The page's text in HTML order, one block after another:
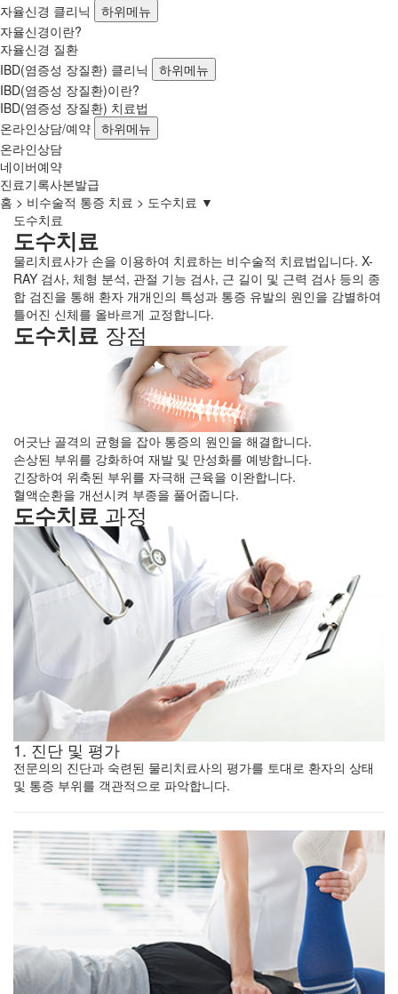
자율신경 클리닉
하위메뉴
자율신경이란?
자율신경 질환
IBD(염증성 장질환) 클리닉
하위메뉴
IBD(염증성 장질환)이란?
IBD(염증성 장질환) 치료법
온라인상담/예약 하위메뉴
온라인상담
네이버예약
진료기록사본발급
홈
비수술적 통증 치료
도수치료 ▼
도수치료
도수치료
물리치료사가 손을 이용하여 치료하는 비수술적 치료법입니다. X-
RAY 검사, 체형 분석, 관절 기능 검사, 근 길이 및 근력 검사 등의 종
합 검진을 통해 환자 개개인의 특성과 통증 유발의 원인을 감별하여
틀어진 신체를 올바르게 교정합니다.
도수치료 장점
어긋난 골격의 균형을 잡아 통증의 원인을 해결합니다.
손상된 부위를 강화하여 재발 및 만성화를 예방합니다.
긴장하여 위축된 부위를 자극해 근육을 이완합니다.
혈액순환을 개선시켜 부종을 풀어줍니다.
도수치료 과정
1. 진단 및 평가
전문의의 진단과 숙련된 물리치료사의 평가를 토대로 환자의 상태
및 통증 부위를 객관적으로 파악합니다.